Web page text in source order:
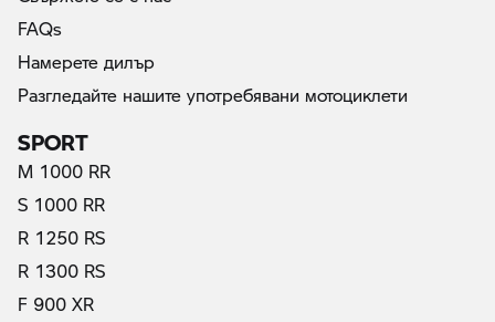
FAQs
Намерете дилър
Разгледайте нашите употребявани мотоциклети
SPORT
M 1000 RR
S 1000 RR
R 1250 RS
R 1300 RS
F 900 XR